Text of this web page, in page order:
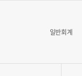
일반회계